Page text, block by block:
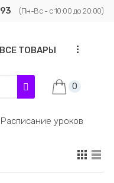
(Пн-Вс - с 10:00 до 20:00)
ВСЕ ТОВАРЫ ...
0
Расписание уроков